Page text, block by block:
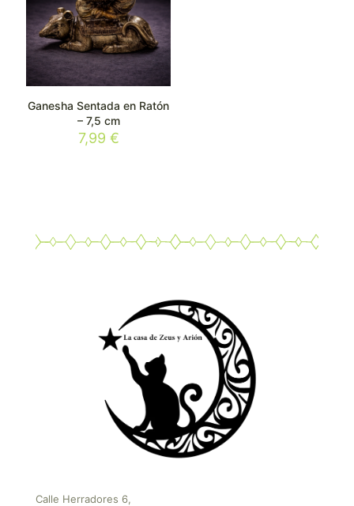
Ganesha Sentada en Ratón
– 7,5 cm
7,99 €
Calle Herradores 6,